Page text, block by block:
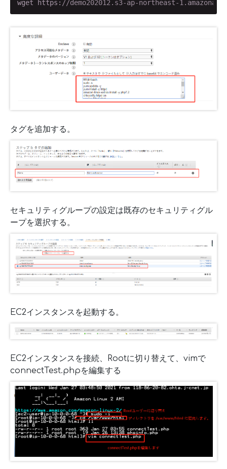
wget https: //demo202012.s3-ap-northeast-
タグを追加する。
セキュリティグループの設定は既存のセキュリティグル
ープを選択する。
EC2インスタンスを起動する。
EC2インスタンスを接続、Rootに切り替えて、vimで
connectTest.phpを編集する